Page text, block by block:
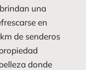
una
en
de senderos
donde